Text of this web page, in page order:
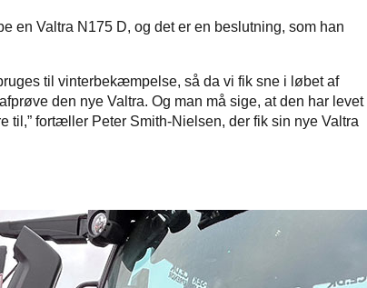
en Valtra N175 D, og det er en beslutning, som han
til vinterbekæmpelse, så da vi fik sne i løbet af
den nye Valtra. Og man må sige, at den har levet
til,” fortæller Peter Smith-Nielsen, der fik sin nye Valtra